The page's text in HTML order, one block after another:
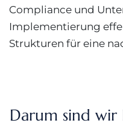
Compliance und
Implementierung
Strukturen für eine
Darum sind